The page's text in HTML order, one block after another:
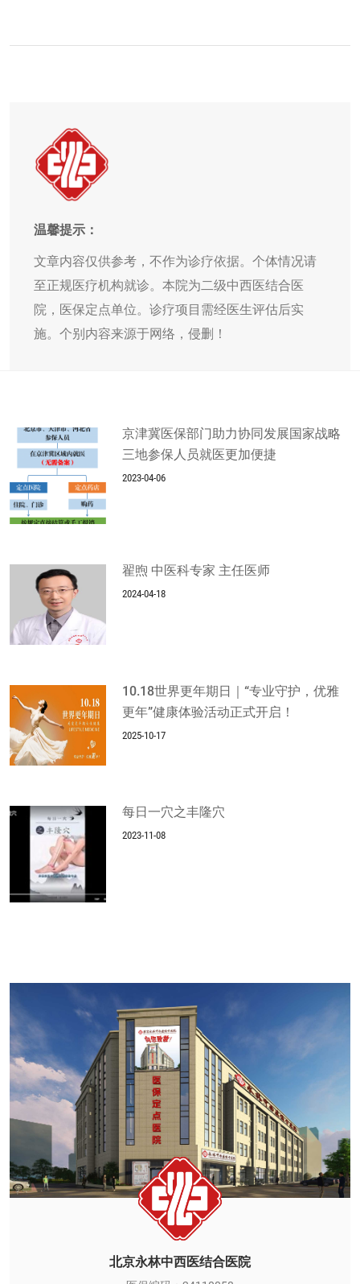
温馨提示：
文章内容仅供参考，不作为诊疗依据。个体情况请
至正规医疗机构就诊。本院为二级中西医结合医
院，医保定点单位。诊疗项目需经医生评估后实
施。个别内容来源于网络，侵删！
京津冀医保部门助力协同发展国家战略
三地参保人员就医更加便捷
2023-04-06
翟煦 中医科专家 主任医师
2024-04-18
10.18世界更年期日｜“专业守护，优雅
更年”健康体验活动正式开启！
2025-10-17
每日一穴之丰隆穴
2023-11-08
北京永林中西医结合医院